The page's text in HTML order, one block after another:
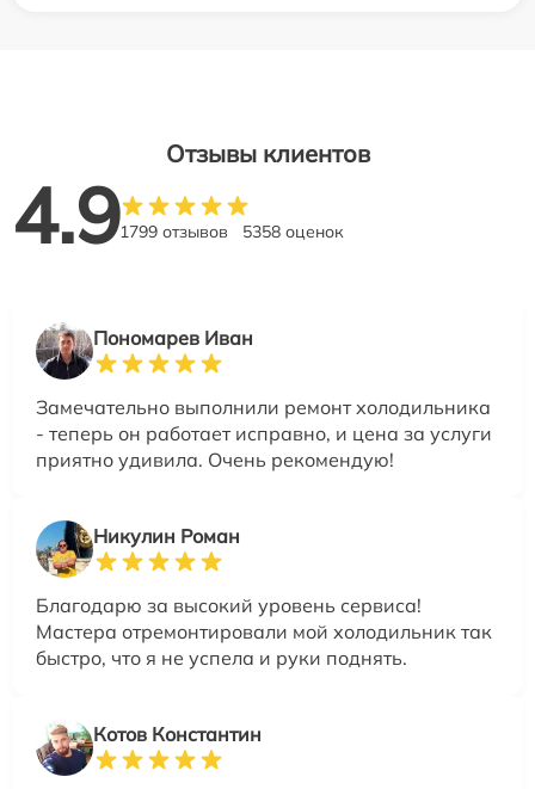
Отзывы клиентов
4.91799 отзывов 5358 оценок
Пономарев Иван
Замечательно выполнили ремонт холодильника
- теперь он работает исправно, и цена за услуги
приятно удивила. Очень рекомендую!
Никулин Роман
Благодарю за высокий уровень сервиса!
Мастера отремонтировали мой холодильник так
быстро, что я не успела и руки поднять.
Котов Константин